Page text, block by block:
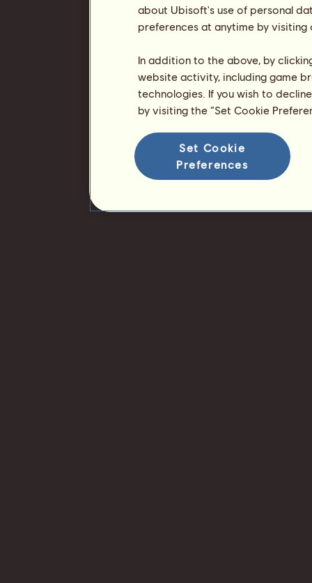
about Ubisoft's use of personal
preferences at anytime by
In addition to the above, by
website activity, including game
technologies. If you wish to
by visiting the “Set Cookie
Set Cookie
Preferences